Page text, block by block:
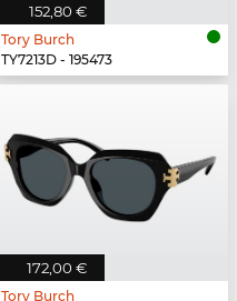
152,80 €
Tory Burch
TY7213D - 195473
172,00 €
Tory Burch